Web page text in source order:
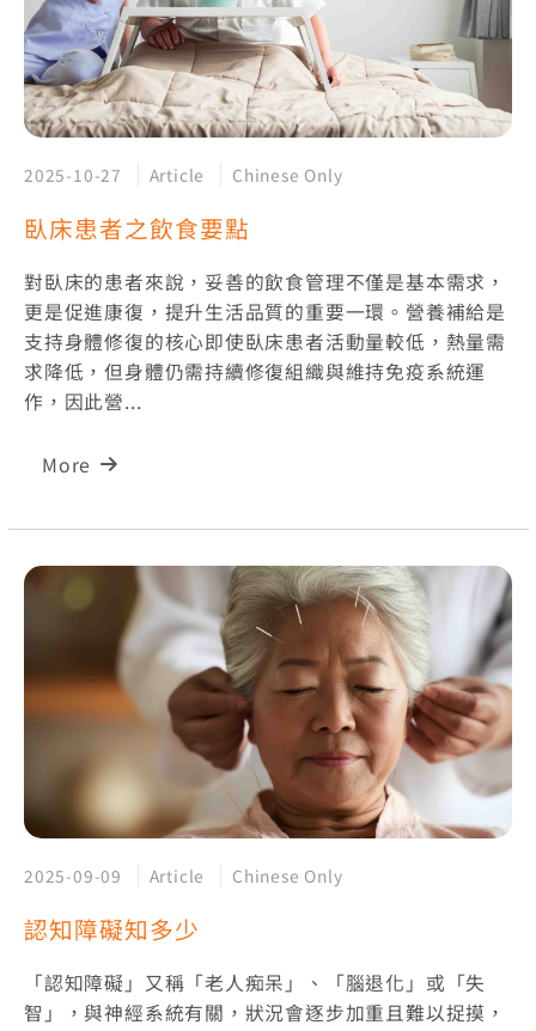
2025-10-27 Article Chinese Only
臥床患者之飲食要點
對臥床的患者來說，妥善的飲食管理不僅是基本需求，
更是促進康復，提升生活品質的重要一環。營養補給是
支持身體修復的核心即使臥床患者活動量較低，熱量需
求降低，但身體仍需持續修復組織與維持免疫系統運
作，因此營...
More
2025-09-09 Article Chinese Only
認知障礙知多少
「認知障礙」又稱「老人痴呆」、「腦退化」或「失
智」，與神經系統有關，狀況會逐步加重且難以捉摸，